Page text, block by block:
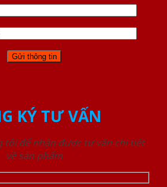
KÝ TƯ VẤN
tôi để nhận được tư vấn chi tiết
về sản phẩm